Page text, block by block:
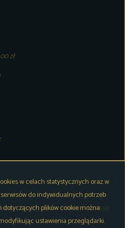
zł
Współpraca O firmie Kontakt
w celach statystycznych oraz w
do indywidualnych potrzeb
plików cookie można
ustawienia przeglądarki.